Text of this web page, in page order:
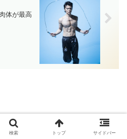
体が最高
検索 トップ サイドバー